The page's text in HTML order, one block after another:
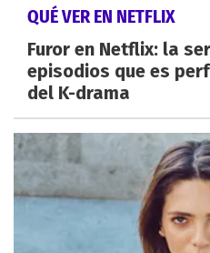
QUÉ VER EN NETFLIX
Furor en Netflix: la
episodios que es
del K-drama